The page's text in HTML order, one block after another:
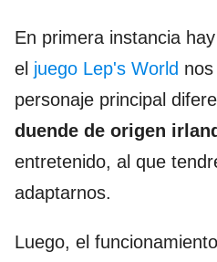
En primera instancia
el juego Lep's World
personaje principal
duende de origen
entretenido, al que
adaptarnos.
Luego, el